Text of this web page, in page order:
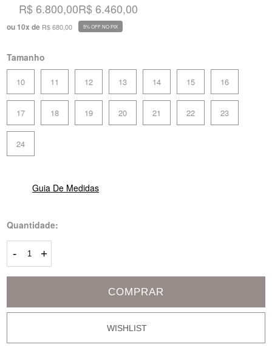
R$ 6.800,00
ou 10x de R$ 680,00
R$ 6.460,00
5% OFF NO PIX
Tamanho
10 11 12 13 14 15 16
17 18 19 20 21 22 23
24
Guia De Medidas
Quantidade:
- +
COMPRAR